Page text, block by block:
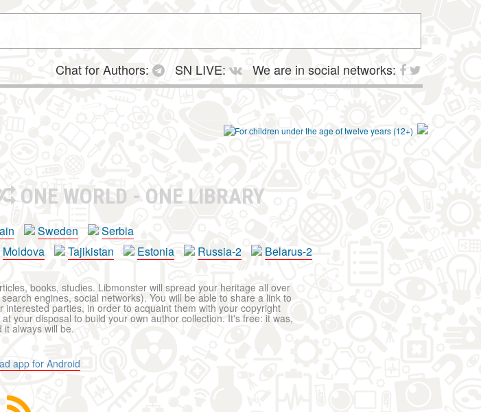
Chat for Authors: SN LIVE:
We are in social networks:
ONE WORLD - ONE LIBRARY
Sweden
Serbia
Moldova Tajikistan Estonia Russia-2 Belarus-2
books, studies. Libmonster will spread your heritage all over
engines, social networks). You will be able to share a link to
parties, in order to acquaint them with your copyright
your disposal to build your own author collection. It's free: it was,
it always will be.
app for Android